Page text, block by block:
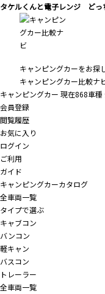
タケルくんと電子レンジ どっ
キャンピングカーをお探
キャンピングカー比較ナ
キャンピングカー 現在868車種
会員登録
閲覧履歴
お気に入り
ログイン
ご利用
ガイド
キャンピングカーカタログ
全車両一覧
タイプで選ぶ
キャブコン
バンコン
軽キャン
バスコン
トレーラー
全車両一覧